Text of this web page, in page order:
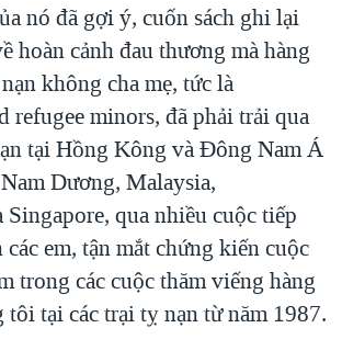
nó đã gợi ý, cuốn sách ghi lại
hoàn cảnh đau thương mà hàng
không cha mẹ, tức là
refugee minors, đã phải trải qua
tại Hồng Kông và Đông Nam Á
Dương, Malaysia,
qua nhiều cuộc tiếp
em, tận mắt chứng kiến cuộc
trong các cuộc thăm viếng hàng
tôi tại các trại tỵ nạn từ năm 1987.